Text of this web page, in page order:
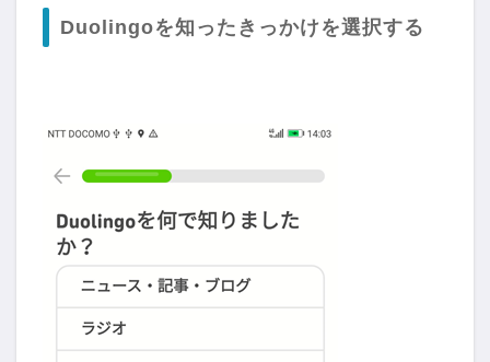
Duolingoを知ったきっかけを選択する